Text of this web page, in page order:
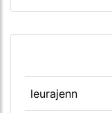
leurajenn